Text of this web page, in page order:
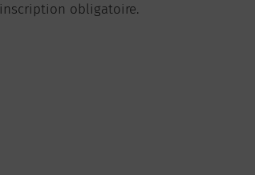
inscription obligatoire.